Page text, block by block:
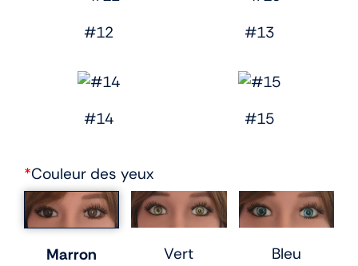
#12 #13
#14 #15
*Couleur des yeux
Marron Vert Bleu